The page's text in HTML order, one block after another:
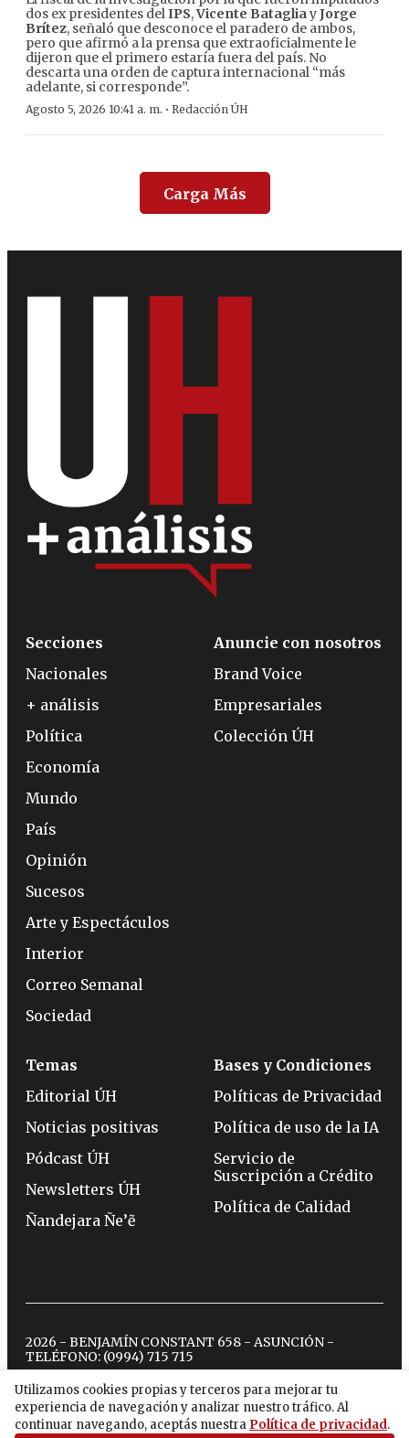
dos ex presidentes delIPS,Vicente BatagliayJorge
Brítez, señaló que desconoce el paradero de ambos,
pero que afirmó a la prensa que extraoficialmente le
dijeron que el primero estaría fuera del país. No
descarta una orden de captura internacional “más
adelante, si corresponde”.
Agosto 5, 2026 10:41 a. m. · Redacción ÚH
Carga Más
Utilizamos cookies propias y terceros para mejorar tu
experiencia de navegación y analizar nuestro tráfico. Al
continuar navegando, aceptás nuestra Política de privacidad.
Secciones
Nacionales
+ análisis
Política
Economía
Mundo
País
Opinión
Sucesos
Arte y Espectáculos
Interior
Correo Semanal
Sociedad
Anuncie con nosotros
Brand Voice
Empresariales
Colección ÚH
Temas
Editorial ÚH
Noticias positivas
Pódcast ÚH
Newsletters ÚH
Ñandejara Ñe’ẽ
Bases y Condiciones
Políticas de Privacidad
Política de uso de la IA
Servicio de
Suscripción a Crédito
Política de Calidad
2026 - BENJAMÍN CONSTANT 658 - ASUNCIÓN -
TELÉFONO: (0994) 715 715
twitterinstagram
facebook
tiktokyoutubespotify